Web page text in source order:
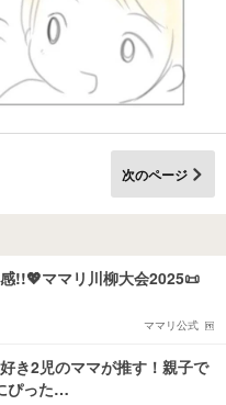
次のページ
!!💖ママリ川柳大会2025📜
ママリ公式
き2児のママが推す！親子で
ぴった…